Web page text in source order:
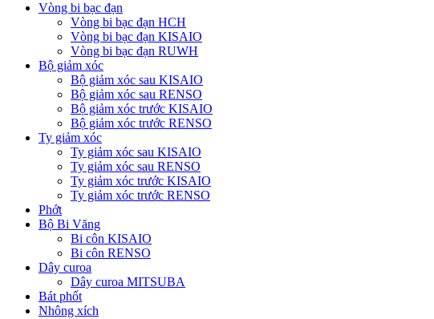
Vòng bi bạc đạn
Vòng bi bạc đạn HCH
Vòng bi bạc đạn KISAIO
Vòng bi bạc đạn RUWH
Bộ giảm xóc
Bộ giảm xóc sau KISAIO
Bộ giảm xóc sau RENSO
Bộ giảm xóc trước KISAIO
Bộ giảm xóc trước RENSO
Ty giảm xóc
Ty giảm xóc sau KISAIO
Ty giảm xóc sau RENSO
Ty giảm xóc trước KISAIO
Ty giảm xóc trước RENSO
Phớt
Bộ Bi Văng
Bi côn KISAIO
Bi côn RENSO
Dây curoa
Dây curoa MITSUBA
Bát phốt
Nhông xích